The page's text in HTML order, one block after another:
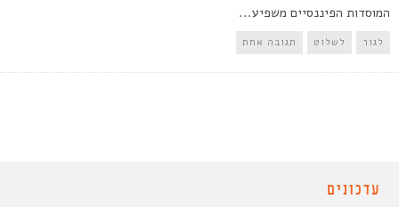
המוסדות הפיננסיים משפיע...
לגור לשלוט תגובה אחת
עדכונים